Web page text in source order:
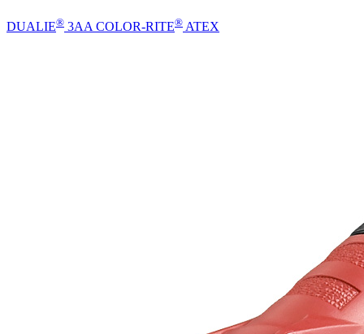
DUALIE® 3AA COLOR-RITE® ATEX